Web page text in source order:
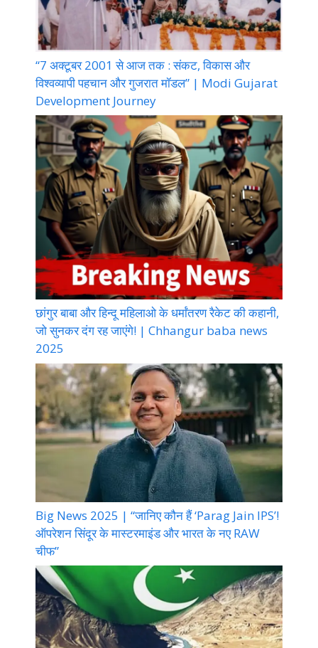
“7 अक्टूबर 2001 से आज तक : संकट, विकास और
विश्वव्यापी पहचान और गुजरात मॉडल” | Modi Gujarat
Development Journey
छांगुर बाबा और हिन्दू महिलाओ के धर्मांतरण रैकेट की कहानी,
जो सुनकर दंग रह जाएंगे! | Chhangur baba news
2025
Big News 2025 | “जानिए कौन हैं ‘Parag Jain IPS’!
ऑपरेशन सिंदूर के मास्टरमाइंड और भारत के नए RAW
चीफ”